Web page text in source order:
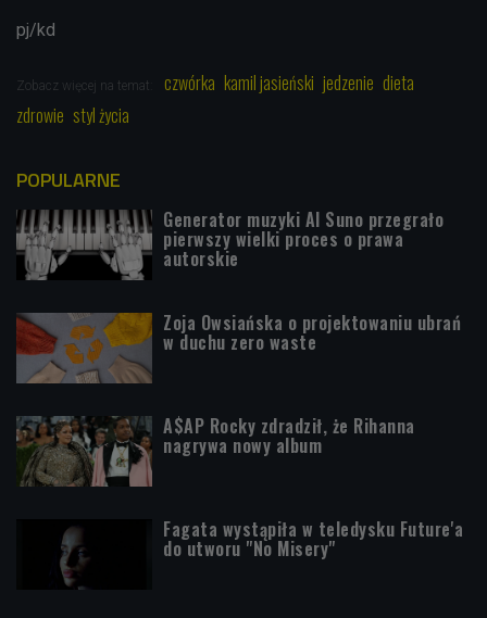
pj/kd
Zobacz więcej na temat: czwórka kamil jasieński jedzenie dieta
zdrowie styl życia
POPULARNE
Generator muzyki AI Suno przegrało
pierwszy wielki proces o prawa
autorskie
Zoja Owsiańska o projektowaniu ubrań
w duchu zero waste
A$AP Rocky zdradził, że Rihanna
nagrywa nowy album
Fagata wystąpiła w teledysku Future'a
do utworu "No Misery"